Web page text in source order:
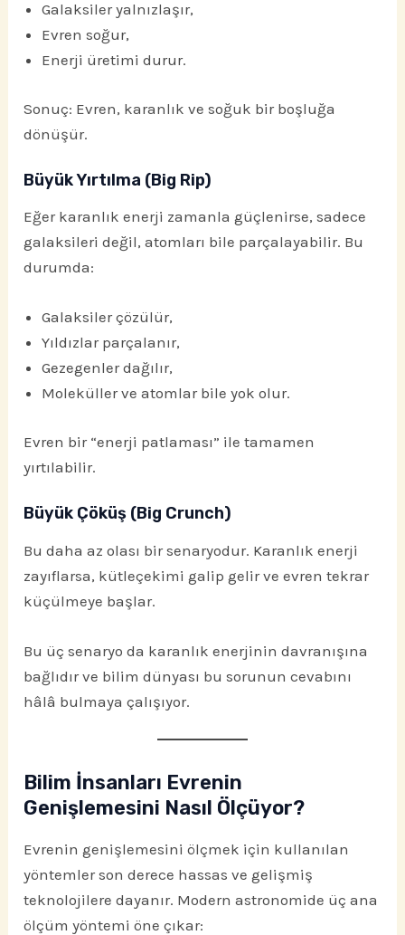
Galaksiler yalnızlaşır,
Evren soğur,
Enerji üretimi durur.
Sonuç: Evren, karanlık ve soğuk bir boşluğa
dönüşür.
Büyük Yırtılma (Big Rip)
Eğer karanlık enerji zamanla güçlenirse, sadece
galaksileri değil, atomları bile parçalayabilir. Bu
durumda:
Galaksiler çözülür,
Yıldızlar parçalanır,
Gezegenler dağılır,
Moleküller ve atomlar bile yok olur.
Evren bir “enerji patlaması” ile tamamen
yırtılabilir.
Büyük Çöküş (Big Crunch)
Bu daha az olası bir senaryodur. Karanlık enerji
zayıflarsa, kütleçekimi galip gelir ve evren tekrar
küçülmeye başlar.
Bu üç senaryo da karanlık enerjinin davranışına
bağlıdır ve bilim dünyası bu sorunun cevabını
hâlâ bulmaya çalışıyor.
Bilim İnsanları Evrenin
Genişlemesini Nasıl Ölçüyor?
Evrenin genişlemesini ölçmek için kullanılan
yöntemler son derece hassas ve gelişmiş
teknolojilere dayanır. Modern astronomide üç ana
ölçüm yöntemi öne çıkar: